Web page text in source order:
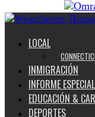
LOCAL
INMIGRACIÓN
INFORME ESPECIAL
EDUCACIÓN &
DEPORTES